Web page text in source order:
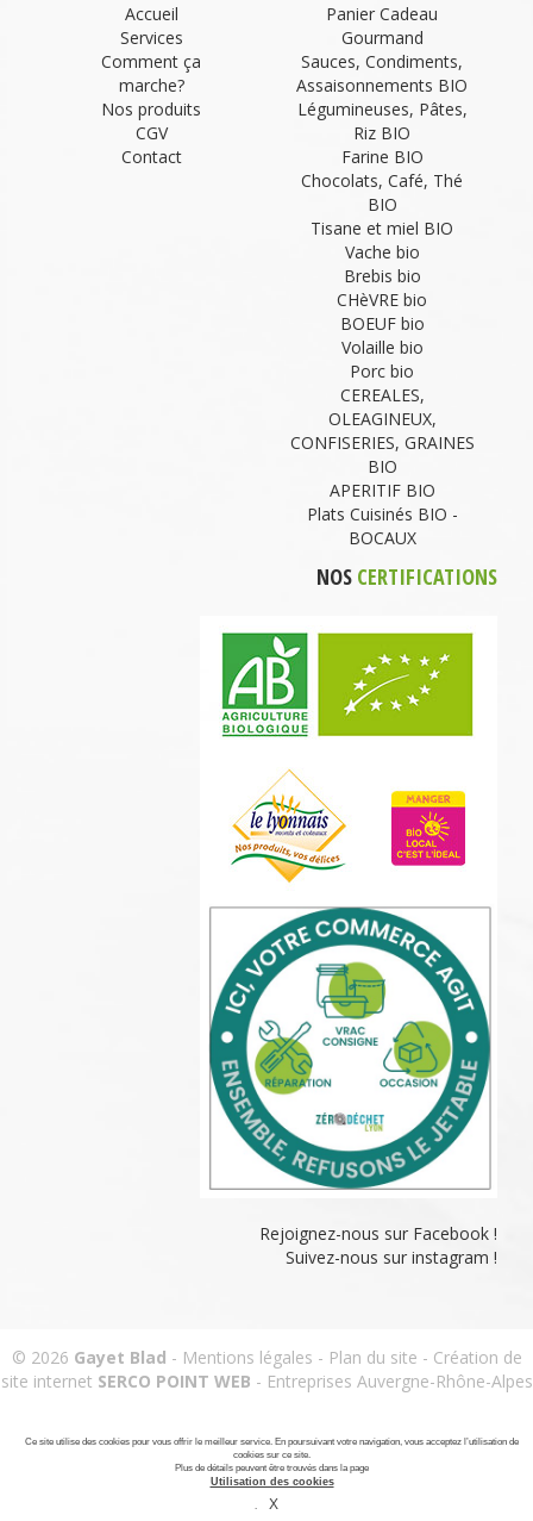
Accueil
Services
Comment ça
marche?
Nos produits
CGV
Contact
Panier Cadeau
Gourmand
Sauces, Condiments,
Assaisonnements BIO
Légumineuses, Pâtes,
Riz BIO
Farine BIO
Chocolats, Café, Thé
BIO
Tisane et miel BIO
Vache bio
Brebis bio
CHèVRE bio
BOEUF bio
Volaille bio
Porc bio
CEREALES,
OLEAGINEUX,
CONFISERIES, GRAINES
BIO
APERITIF BIO
Plats Cuisinés BIO -
BOCAUX
NOS CERTIFICATIONS
Rejoignez-nous sur Facebook !
Suivez-nous sur instagram !
© 2026 Gayet Blad - Mentions légales - Plan du site - Création de
site internet SERCO POINT WEB - Entreprises Auvergne-Rhône-Alpes
Ce site utilise des cookies pour vous offrir le meilleur service. En poursuivant votre navigation, vous acceptez l’utilisation de
cookies sur ce site.
Plus de détails peuvent être trouvés dans la page
Utilisation des cookies
.